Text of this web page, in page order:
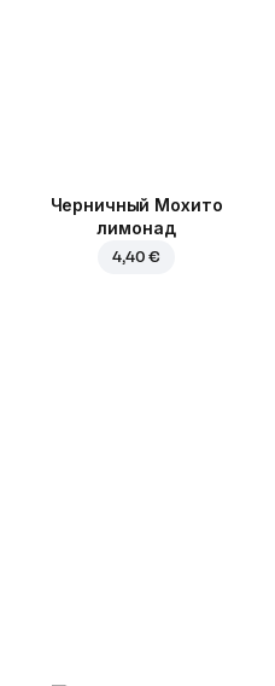
Черничный Мохито
лимонад
4,40 €